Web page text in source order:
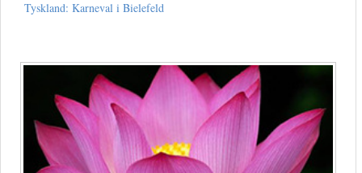
Tyskland: Karneval i Bielefeld